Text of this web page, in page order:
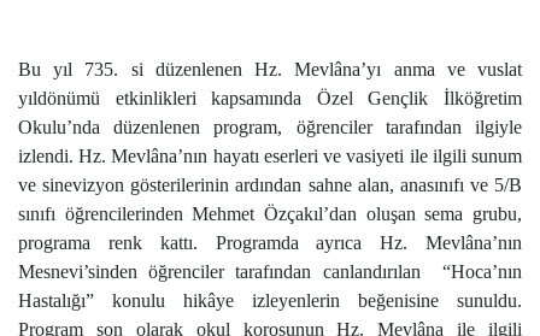
Bu yıl 735. si düzenlenen Hz. Mevlâna’yı anma ve vuslat
yıldönümü etkinlikleri kapsamında Özel Gençlik İlköğretim
Okulu’nda düzenlenen program, öğrenciler tarafından ilgiyle
izlendi. Hz. Mevlâna’nın hayatı eserleri ve vasiyeti ile ilgili sunum
ve sinevizyon gösterilerinin ardından sahne alan, anasınıfı ve 5/B
sınıfı öğrencilerinden Mehmet Özçakıl’dan oluşan sema grubu,
programa renk kattı. Programda ayrıca Hz. Mevlâna’nın
Mesnevi’sinden öğrenciler tarafından canlandırılan
“Hoca’nın
Hastalığı” konulu hikâye izleyenlerin beğenisine sunuldu.
Program son olarak okul korosunun Hz. Mevlâna ile ilgili